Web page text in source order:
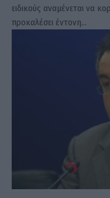
ειδικούς αναμένεται να
προκαλέσει έντονη…